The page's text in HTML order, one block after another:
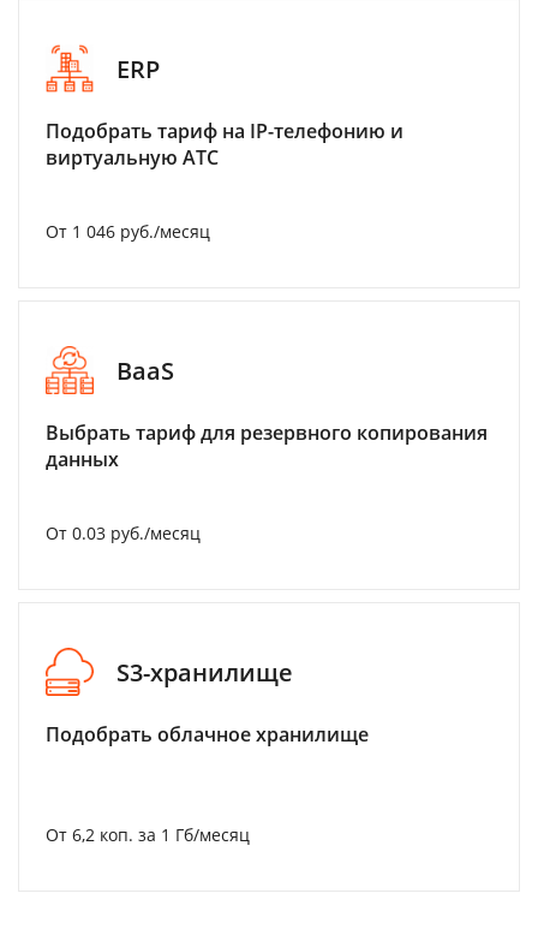
ERP
Подобрать тариф на IP-телефонию и
виртуальную АТС
От 1 046 руб./месяц
BaaS
Выбрать тариф для резервного копирования
данных
От 0.03 руб./месяц
S3-хранилище
Подобрать облачное хранилище
От 6,2 коп. за 1 Гб/месяц